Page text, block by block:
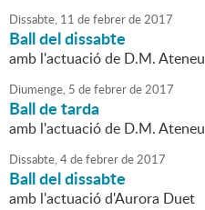
Dissabte, 11 defebrerde2017
Ball del dissabte
amb l'actuació de D.M. Ateneu
Diumenge, 5 defebrerde2017
Ball de tarda
amb l'actuació de D.M. Ateneu
Dissabte,4defebrerde2017
Ball del dissabte
amb l'actuació d'Aurora Duet